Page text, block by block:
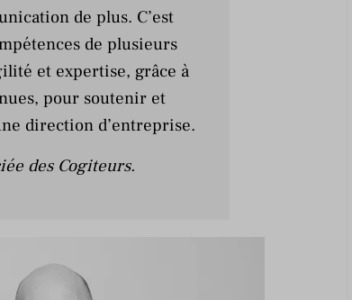
de plus. C’est
de plusieurs
et expertise, grâce à
pour soutenir et
direction d’entreprise.
des Cogiteurs.